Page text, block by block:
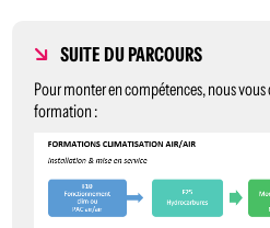
SUITE DU PARCOURS
Pour monter en compétences, nous
formation :